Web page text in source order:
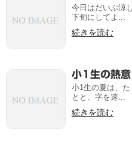
今日はだいぶ涼
下旬にしてよ...
続きを読む
小1生の熱意
小1生の夏は、
とと、字を速...
続きを読む